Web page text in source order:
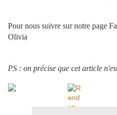
Pour nous suivre sur notre page
Olivia
PS : on précise que cet article